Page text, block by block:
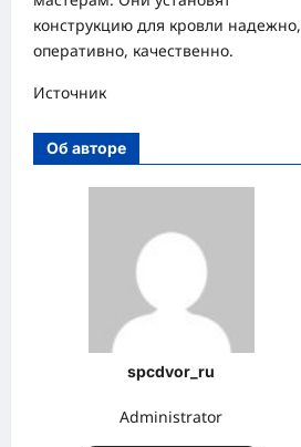
конструкцию для кровли надежно,
оперативно, качественно.
Источник
Об авторе
spcdvor_ru
Administrator